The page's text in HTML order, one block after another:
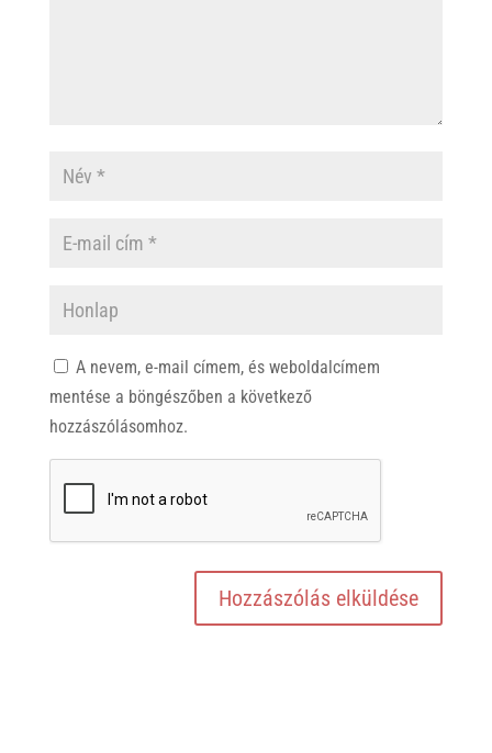
A nevem, e-mail címem, és weboldalcímem
mentése a böngészőben a következő
hozzászólásomhoz.